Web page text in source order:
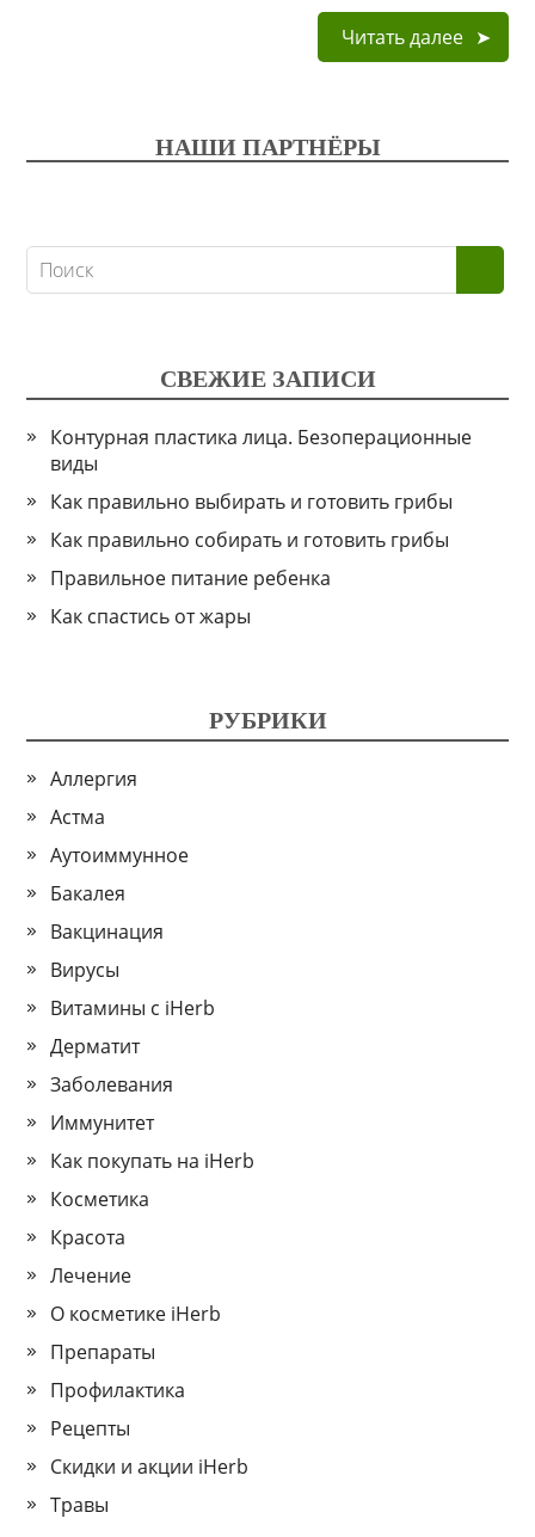
Читать далее
НАШИ ПАРТНЁРЫ
СВЕЖИЕ ЗАПИСИ
Контурная пластика лица. Безоперационные
виды
Как правильно выбирать и готовить грибы
Как правильно собирать и готовить грибы
Правильное питание ребенка
Как спастись от жары
РУБРИКИ
Аллергия
Астма
Аутоиммунное
Бакалея
Вакцинация
Вирусы
Витамины с iHerb
Дерматит
Заболевания
Иммунитет
Как покупать на iHerb
Косметика
Красота
Лечение
О косметике iHerb
Препараты
Профилактика
Рецепты
Скидки и акции iHerb
Травы